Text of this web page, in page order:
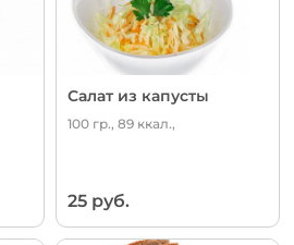
Салат из капусты
100 гр., 89 ккал.,
25 руб.